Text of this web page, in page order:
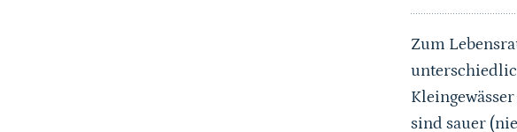
Zum
sind sauer